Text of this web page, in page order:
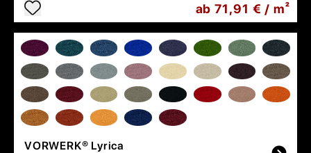
ab 71,91 € / m²
VORWERK® Lyrica